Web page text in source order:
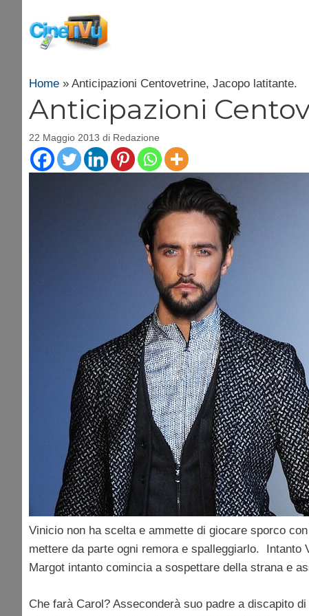
contenuto
Home » Anticipazioni Centovetrine, Jacopo latitante.
Anticipazioni
22 Maggio 2013 di Redazione
Vinicio non ha scelta e ammette di giocare sporco
mettere da parte ogni remora e spalleggiarlo.
Margot intanto comincia a sospettare della strana e
Che farà Carol? Asseconderà suo padre a discapito